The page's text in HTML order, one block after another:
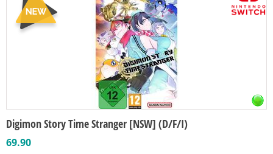
Digimon Story Time Stranger [NSW] (D/F/I)
69.90